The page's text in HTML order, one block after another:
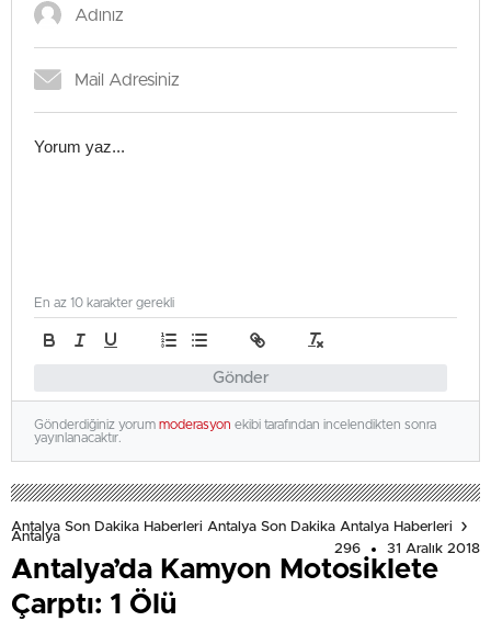
Gönder
En az 10 karakter gerekli
Gönderdiğiniz yorum moderasyon ekibi tarafından incelendikten sonra
yayınlanacaktır.
Antalya Son Dakika Haberleri Antalya Son Dakika Antalya Haberleri
Antalya
296
31 Aralık 2018
Antalya’da Kamyon Motosiklete
Çarptı: 1 Ölü